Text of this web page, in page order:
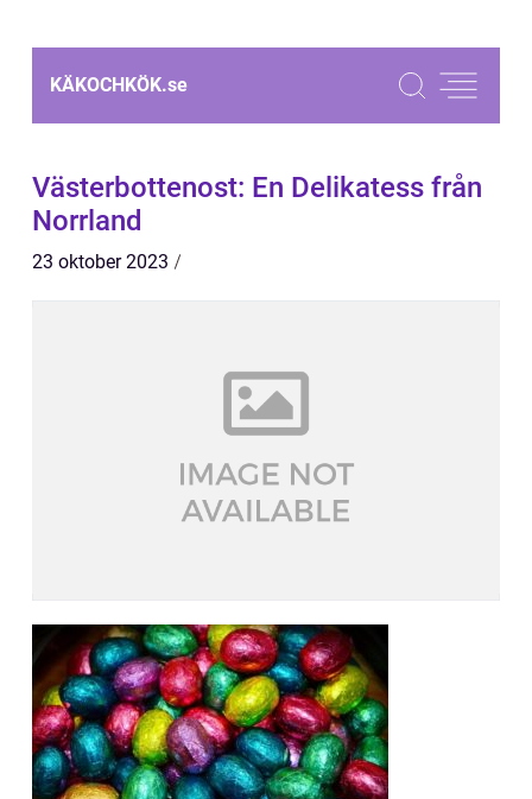
KÄKOCHKÖK.se
Västerbottenost: En Delikatess från
Norrland
23 oktober 2023